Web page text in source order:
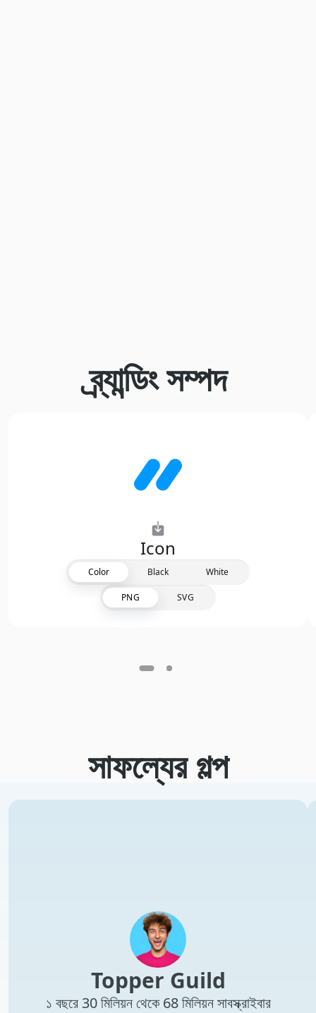
ব্র্যান্ডিং সম্পদ
Icon
Color Black White
PNG SVG
সাফল্যের গল্প
Topper Guild
১ বছরে 30 মিলিয়ন থেকে 68 মিলিয়ন সাবস্ক্রাইবার